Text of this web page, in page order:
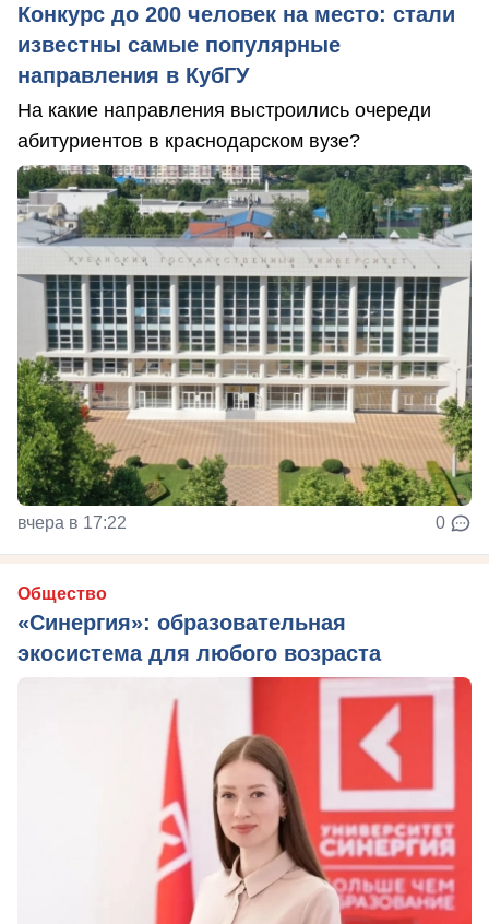
Конкурс до 200 человек на место: стали
известны самые популярные
направления в КубГУ
На какие направления выстроились очереди
абитуриентов в краснодарском вузе?
вчера в 17:22 0
Общество
«Синергия»: образовательная
экосистема для любого возраста